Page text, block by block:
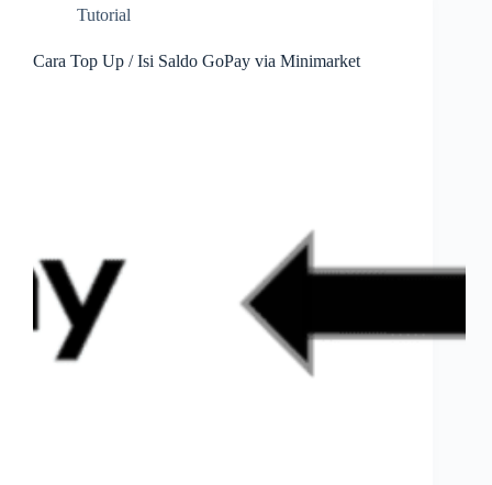
Tutorial
Cara Top Up / Isi Saldo GoPay via Minimarket